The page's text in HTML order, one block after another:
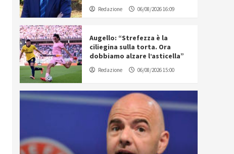
Redazione 06/08/2026 16:09
Augello: “Strefezza è la
ciliegina sulla torta. Ora
dobbiamo alzare l’asticella”
Redazione 06/08/2026 15:00